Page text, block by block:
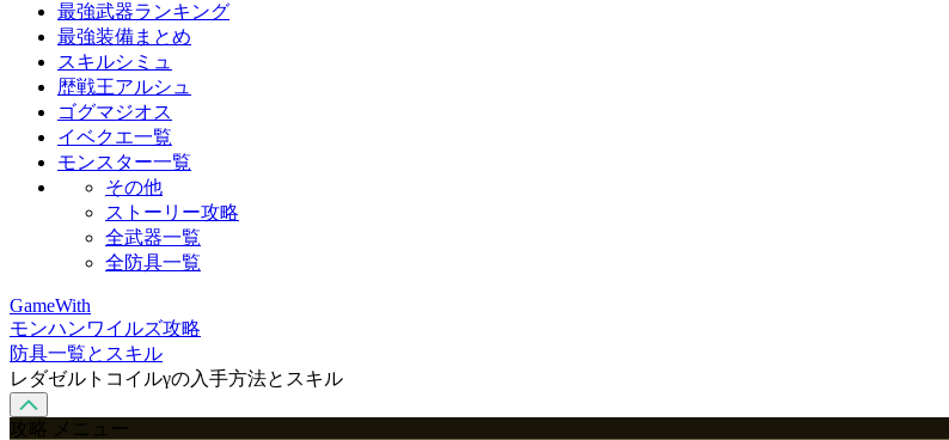
最強武器ランキング
最強装備まとめ
スキルシミュ
歴戦王アルシュ
ゴグマジオス
イベクエ一覧
モンスター一覧
その他
ストーリー攻略
全武器一覧
全防具一覧
GameWith
モンハンワイルズ攻略
防具一覧とスキル
レダゼルトコイルγの入手方法とスキル
攻略 メニュー